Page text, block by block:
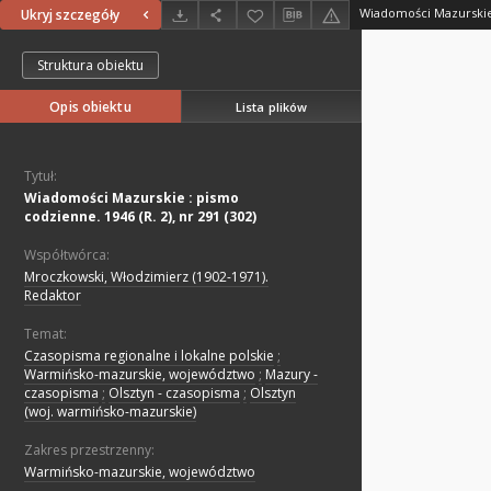
Ukryj szczegóły
Struktura obiektu
Opis obiektu Lista plików
Tytuł:
Wiadomości Mazurskie : pismo
codzienne. 1946 (R. 2), nr 291 (302)
Współtwórca:
Mroczkowski, Włodzimierz (1902-1971).
Redaktor
Temat:
Czasopisma regionalne i lokalne polskie ;
Warmińsko-mazurskie, województwo ; Mazury -
czasopisma ; Olsztyn - czasopisma ; Olsztyn
(woj. warmińsko-mazurskie)
Zakres przestrzenny:
Warmińsko-mazurskie, województwo